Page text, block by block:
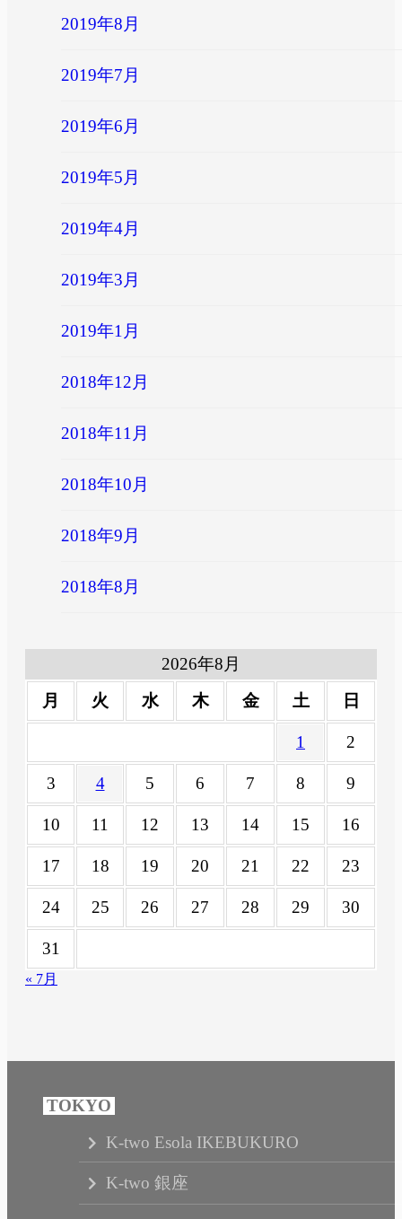
2019年8月
2019年7月
2019年6月
2019年5月
2019年4月
2019年3月
2019年1月
2018年12月
2018年11月
2018年10月
2018年9月
2018年8月
2026年8月
月
火 水 木 金 土 日
1 2
3 4 5 6 7 8 9
10 11 12 13 14 15 16
17 18 19 20 21 22 23
24 25 26 27 28 29 30
31
« 7月
K-two Esola IKEBUKURO
K-two 銀座